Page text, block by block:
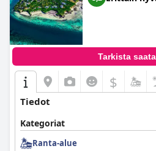
kunnioittavaa ja aina valmis
huippupaikan rantaloman viettoon.
Tarkista
$
Tiedot
Kategoriat
Ranta-alue